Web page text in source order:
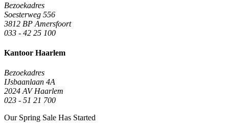
Bezoekadres
Soesterweg 556
3812 BP Amersfoort
033 - 42 25 100
Kantoor Haarlem
Bezoekadres
IJsbaanlaan 4A
2024 AV Haarlem
023 - 51 21 700
Our Spring Sale Has Started